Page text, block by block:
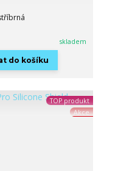
skladem
do košíku
TOP produkt
Akce